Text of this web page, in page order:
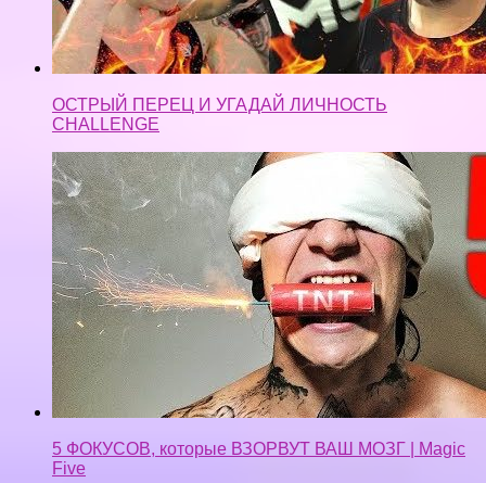
ОСТРЫЙ ПЕРЕЦ И УГАДАЙ ЛИЧНОСТЬ
CHALLENGE
5 ФОКУСОВ, которые ВЗОРВУТ ВАШ МОЗГ | Magic
Five